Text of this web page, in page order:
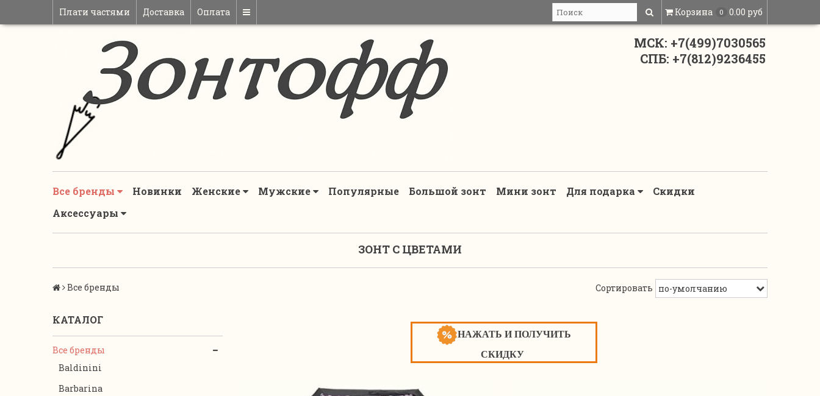
Плати частями Доставка Оплата Корзина 0 0.00 руб
МСК: +7(499)7030565
СПБ: +7(812)9236455
Все бренды Новинки Женские Мужские Популярные Большой зонт Мини зонт Для подарка
Скидки
Аксессуары
ЗОНТ С ЦВЕТАМИ
Все бренды Сортировать
КАТАЛОГ
Все бренды
Baldinini
Barbarina
НАЖАТЬ И ПОЛУЧИТЬ
СКИДКУ